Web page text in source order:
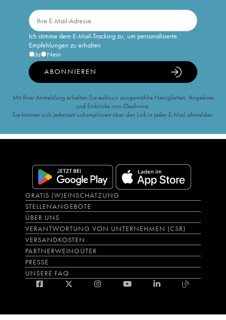
Ich stimme dem E-Mail-Tracking zu, um personalisierte
Empfehlungen zu erhalten
Ja
Nein
ABONNIEREN
Mit Ihrer Anmeldung erhalten Sie exklusiv ausgewählte Neuigkeiten, Angebote
und Einblicke von iDealwine.
Sie können sich jederzeit unkompliziert über den Link in jeder E-Mail abmelden.
GRATIS (W)EINSCHÄTZUNG
STELLENANGEBOTE
ÜBER UNS
VERANTWORTUNG VON UNTERNEHMEN (CSR)
VERSANDKOSTEN
PARTNERWEINGÜTER
PRESSE
UNSERE FAQ